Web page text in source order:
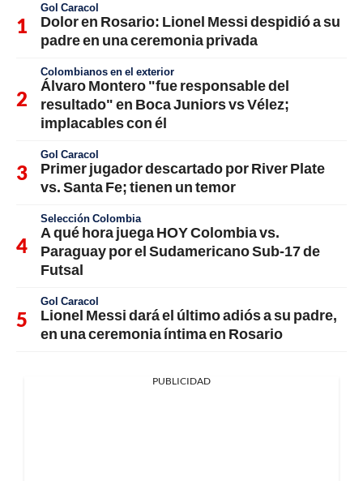
Gol Caracol
Dolor en Rosario: Lionel Messi despidió a su
padre en una ceremonia privada
Colombianos en el exterior
Álvaro Montero "fue responsable del
resultado" en Boca Juniors vs Vélez;
implacables con él
Gol Caracol
Primer jugador descartado por River Plate
vs. Santa Fe; tienen un temor
Selección Colombia
A qué hora juega HOY Colombia vs.
Paraguay por el Sudamericano Sub-17 de
Futsal
Gol Caracol
Lionel Messi dará el último adiós a su padre,
en una ceremonia íntima en Rosario
PUBLICIDAD